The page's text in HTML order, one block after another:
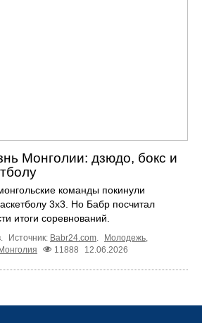
Монголии: дзюдо, бокс и
команды покинули
3х3. Но Бабр посчитал
итоги соревнований.
Источник: Babr24.com Молодежь
11888 12.06.2026